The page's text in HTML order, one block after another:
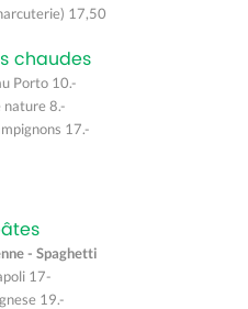
17,50
chaudes
Porto 10.-
nature 8.-
17.-
- Spaghetti
17-
19.-